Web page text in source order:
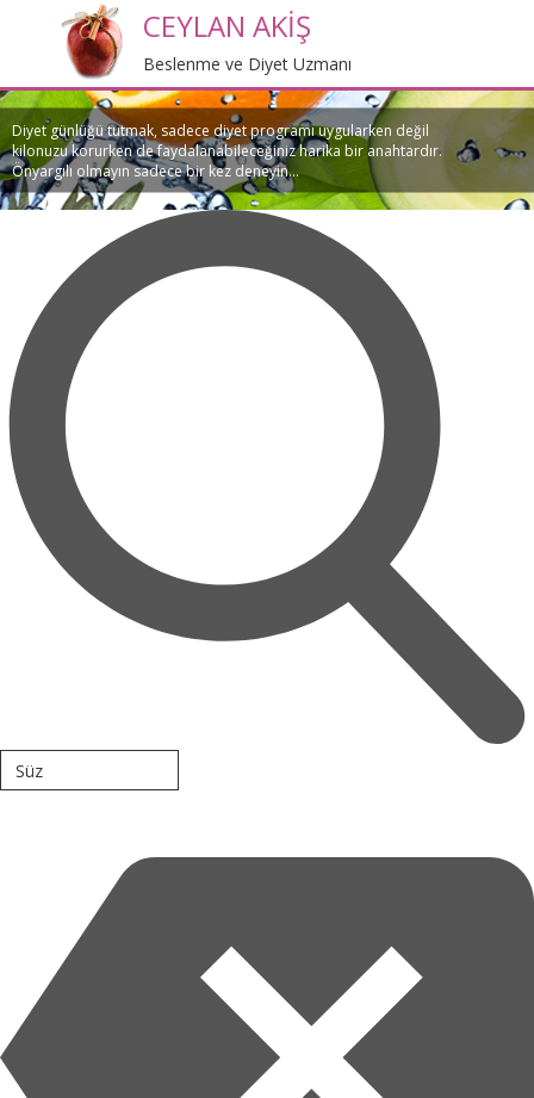
CEYLAN AKİŞ
Beslenme ve Diyet Uzmanı
Diyet günlüğü tutmak, sadece diyet programı uygularken değil
kilonuzu korurken de faydalanabileceğiniz harika bir anahtardır.
Önyargılı olmayın sadece bir kez deneyin...